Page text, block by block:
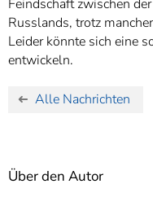
Feindschaft zwischen
Russlands, trotz
Leider könnte sich eine
entwickeln.
Alle Nachrichten
Über den Autor